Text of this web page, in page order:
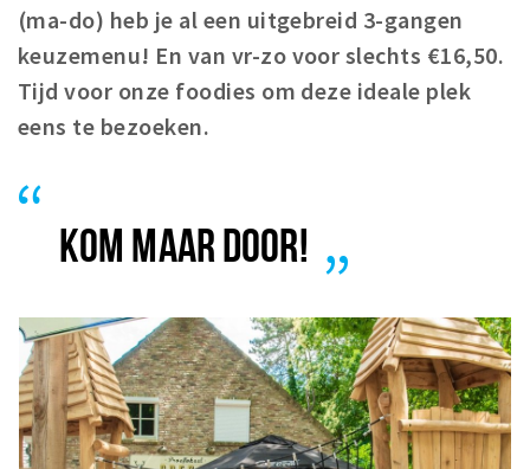
(ma-do) heb je al een uitgebreid 3-gangen
keuzemenu! En van vr-zo voor slechts €16,50.
Tijd voor onze foodies om deze ideale plek
eens te bezoeken.
KOM MAAR DOOR!